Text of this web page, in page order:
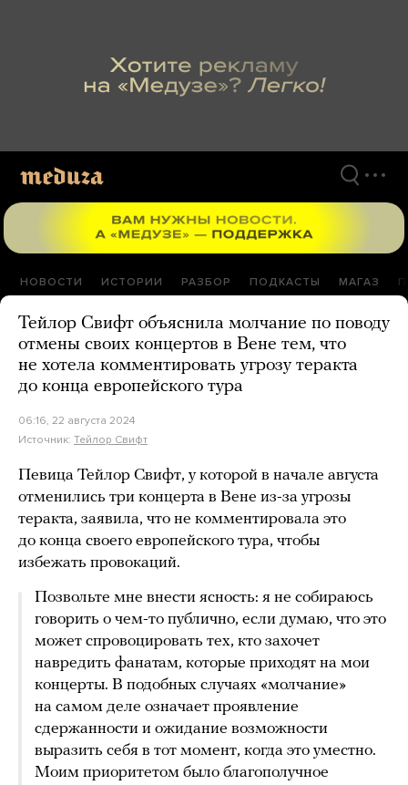
НОВОСТИ ИСТОРИИ РАЗБОР ПОДКАСТЫ МАГАЗ
Тейлор Свифт объяснила молчание по поводу
отмены своих концертов в Вене тем, что
не хотела комментировать угрозу теракта
до конца европейского тура
06:16, 22 августа 2024
Источник: Тейлор Свифт
Певица Тейлор Свифт, у которой в начале августа
отменились три концерта в Вене из-за угрозы
теракта, заявила, что не комментировала это
до конца своего европейского тура, чтобы
избежать провокаций.
Позвольте мне внести ясность: я не собираюсь
говорить о чем-то публично, если думаю, что это
может спровоцировать тех, кто захочет
навредить фанатам, которые приходят на мои
концерты. В подобных случаях «молчание»
на самом деле означает проявление
сдержанности и ожидание возможности
выразить себя в тот момент, когда это уместно.
Моим приоритетом было благополучное